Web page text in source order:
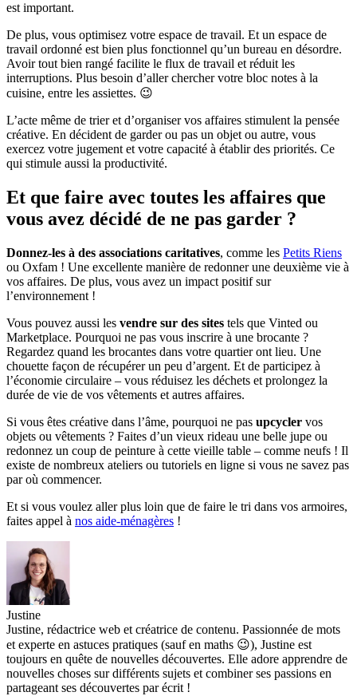
est important.
De plus, vous optimisez votre espace de travail. Et un espace de
travail ordonné est bien plus fonctionnel qu’un bureau en désordre.
Avoir tout bien rangé facilite le flux de travail et réduit les
interruptions. Plus besoin d’aller chercher votre bloc notes à la
cuisine, entre les assiettes. 😉
L’acte même de trier et d’organiser vos affaires stimulent la pensée
créative. En décident de garder ou pas un objet ou autre, vous
exercez votre jugement et votre capacité à établir des priorités. Ce
qui stimule aussi la productivité.
Et que faire avec toutes les affaires que
vous avez décidé de ne pas garder ?
Donnez-les à des associations caritatives, comme les Petits Riens
ou Oxfam ! Une excellente manière de redonner une deuxième vie à
vos affaires. De plus, vous avez un impact positif sur
l’environnement !
Vous pouvez aussi les vendre sur des sites tels que Vinted ou
Marketplace. Pourquoi ne pas vous inscrire à une brocante ?
Regardez quand les brocantes dans votre quartier ont lieu. Une
chouette façon de récupérer un peu d’argent. Et de participez à
l’économie circulaire – vous réduisez les déchets et prolongez la
durée de vie de vos vêtements et autres affaires.
Si vous êtes créative dans l’âme, pourquoi ne pas upcycler vos
objets ou vêtements ? Faites d’un vieux rideau une belle jupe ou
redonnez un coup de peinture à cette vieille table – comme neufs ! Il
existe de nombreux ateliers ou tutoriels en ligne si vous ne savez pas
par où commencer.
Et si vous voulez aller plus loin que de faire le tri dans vos armoires,
faites appel à nos aide-ménagères !
Justine
Justine, rédactrice web et créatrice de contenu. Passionnée de mots
et experte en astuces pratiques (sauf en maths 😉), Justine est
toujours en quête de nouvelles découvertes. Elle adore apprendre de
nouvelles choses sur différents sujets et combiner ses passions en
partageant ses découvertes par écrit !